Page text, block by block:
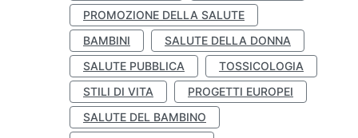
PROMOZIONE DELLA SALUTE
BAMBINI
SALUTE DELLA DONNA
SALUTE PUBBLICA
TOSSICOLOGIA
STILI DI VITA
PROGETTI EUROPEI
SALUTE DEL BAMBINO